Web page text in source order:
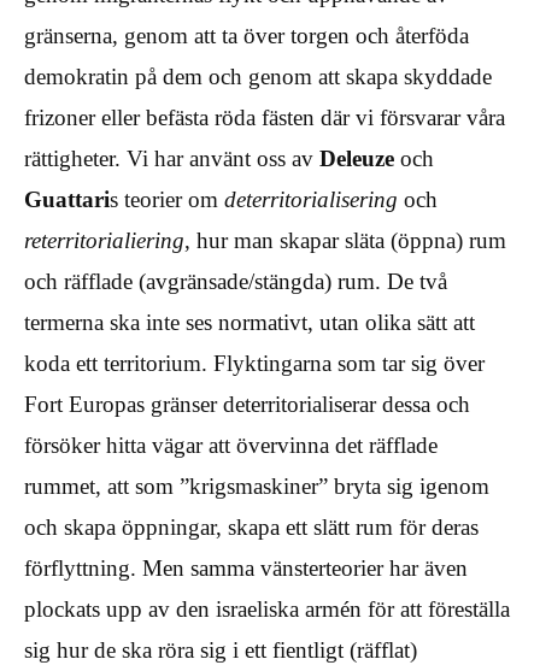
gränserna, genom att ta över torgen och återföda
demokratin på dem och genom att skapa skyddade
frizoner eller befästa röda fästen där vi försvarar våra
rättigheter. Vi har använt oss av Deleuze och
Guattaris teorier om deterritorialisering och
reterritorialiering, hur man skapar släta (öppna) rum
och räfflade (avgränsade/stängda) rum. De två
termerna ska inte ses normativt, utan olika sätt att
koda ett territorium. Flyktingarna som tar sig över
Fort Europas gränser deterritorialiserar dessa och
försöker hitta vägar att övervinna det räfflade
rummet, att som ”krigsmaskiner” bryta sig igenom
och skapa öppningar, skapa ett slätt rum för deras
förflyttning. Men samma vänsterteorier har även
plockats upp av den israeliska armén för att föreställa
sig hur de ska röra sig i ett fientligt (räfflat)